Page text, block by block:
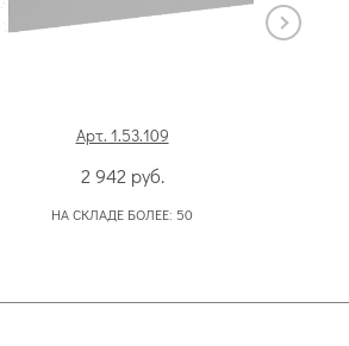
Арт. 1.53.109
2 942 руб.
НА СКЛАДЕ БОЛЕЕ: 50